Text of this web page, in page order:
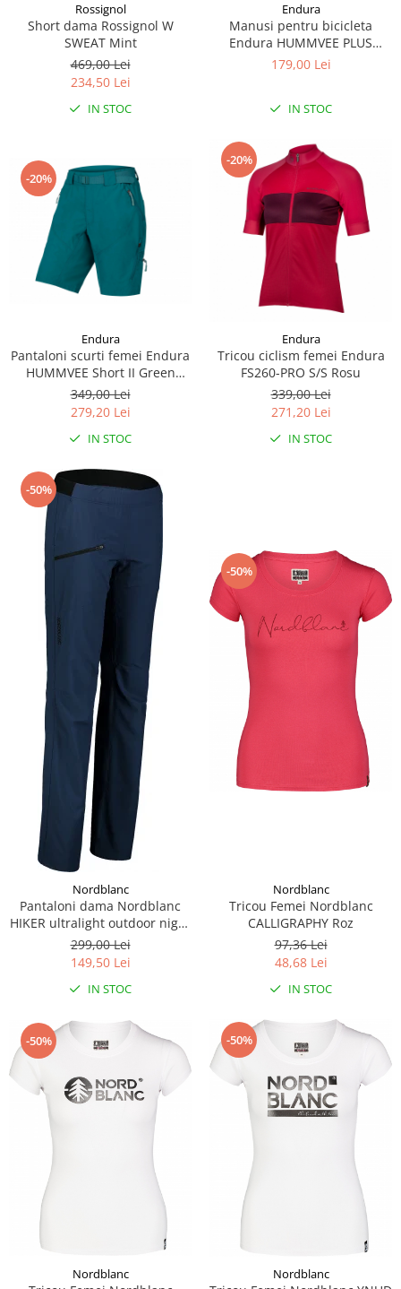
Rossignol
Short dama Rossignol W
SWEAT Mint
469,00 Lei
234,50 Lei
IN STOC
Endura
Manusi pentru bicicleta
Endura HUMMVEE PLUS
GLOVE - BLACK
179,00 Lei
IN STOC
-20%
Endura
Pantaloni scurti femei Endura
HUMMVEE Short II Green
Spruce
349,00 Lei
279,20 Lei
IN STOC
-20%
Endura
Tricou ciclism femei Endura
FS260-PRO S/S Rosu
339,00 Lei
271,20 Lei
IN STOC
-50%
Nordblanc
Pantaloni dama Nordblanc
HIKER ultralight outdoor night
blue
299,00 Lei
149,50 Lei
IN STOC
-50%
Nordblanc
Tricou Femei Nordblanc
CALLIGRAPHY Roz
97,36 Lei
48,68 Lei
IN STOC
-50%
Nordblanc
-50%
Nordblanc